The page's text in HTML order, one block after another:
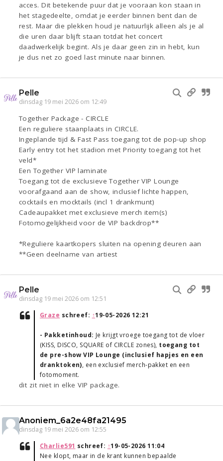
acces. Dit betekende puur dat je vooraan kon staan in
het stagedeelte, omdat je eerder binnen bent dan de
rest. Maar die plekken houd je natuurlijk alleen als je al
die uren daar blijft staan totdat het concert
daadwerkelijk begint. Als je daar geen zin in hebt, kun
je dus net zo goed last minute naar binnen.
Pelle
dinsdag 19 mei 2026 om 12:49
Together Package - CIRCLE
Een reguliere staanplaats in CIRCLE.
Ingeplande tijd & Fast Pass toegang tot de pop-up shop
Early entry tot het stadion met Priority toegang tot het
veld*
Een Together VIP laminate
Toegang tot de exclusieve Together VIP Lounge
voorafgaand aan de show, inclusief lichte happen,
cocktails en mocktails (incl 1 drankmunt)
Cadeaupakket met exclusieve merch item(s)
Fotomogelijkheid voor de VIP backdrop**
*Reguliere kaartkopers sluiten na opening deuren aan
**Geen deelname van artiest
Pelle
dinsdag 19 mei 2026 om 12:51
Graze schreef: ↑19-05-2026 12:21
- Pakketinhoud: Je krijgt vroege toegang tot de vloer
(KISS, DISCO, SQUARE of CIRCLE zones), toegang tot
de pre-show VIP Lounge (inclusief hapjes en een
dranktoken), een exclusief merch-pakket en een
fotomoment.
dit zit niet in elke VIP package.
Anoniem_6a2e48fa21495
dinsdag 19 mei 2026 om 12:55
Charlie591 schreef: ↑19-05-2026 11:04
Nee klopt, maar in de krant kunnen bepaalde